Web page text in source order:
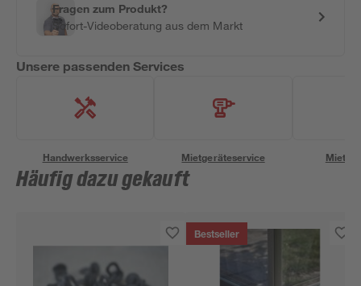
Fragen zum Produkt?
Sofort-Videoberatung aus dem Markt
Unsere passenden Services
Handwerksservice Mietgeräteservice
Häufig dazu gekauft
Bestseller